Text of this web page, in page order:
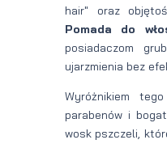
hair" oraz
Pomada do
posiadaczom
ujarzmienia bez
Wyróżnikiem
parabenów i
wosk pszczeli,